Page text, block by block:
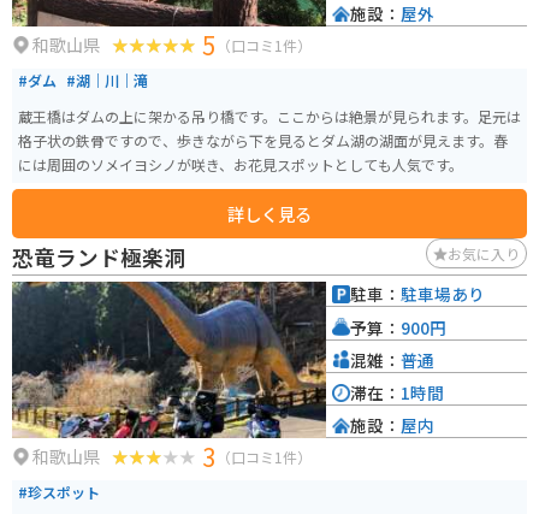
和歌山県 5 （口コミ1件）
#ダム #湖｜川｜滝
蔵王橋はダムの上に架かる吊り橋です。ここからは絶景が見られます。足元は
格子状の鉄骨ですので、歩きながら下を見るとダム湖の湖面が見えます。春
には周囲のソメイヨシノが咲き、お花見スポットとしても人気です。
詳しく見る
施設： 屋外
恐竜ランド極楽洞 お気に入り
和歌山県 3 （口コミ1件）
#珍スポット
駐車： 駐車場あり
予算： 900円
混雑： 普通
滞在： 1時間
施設： 屋内